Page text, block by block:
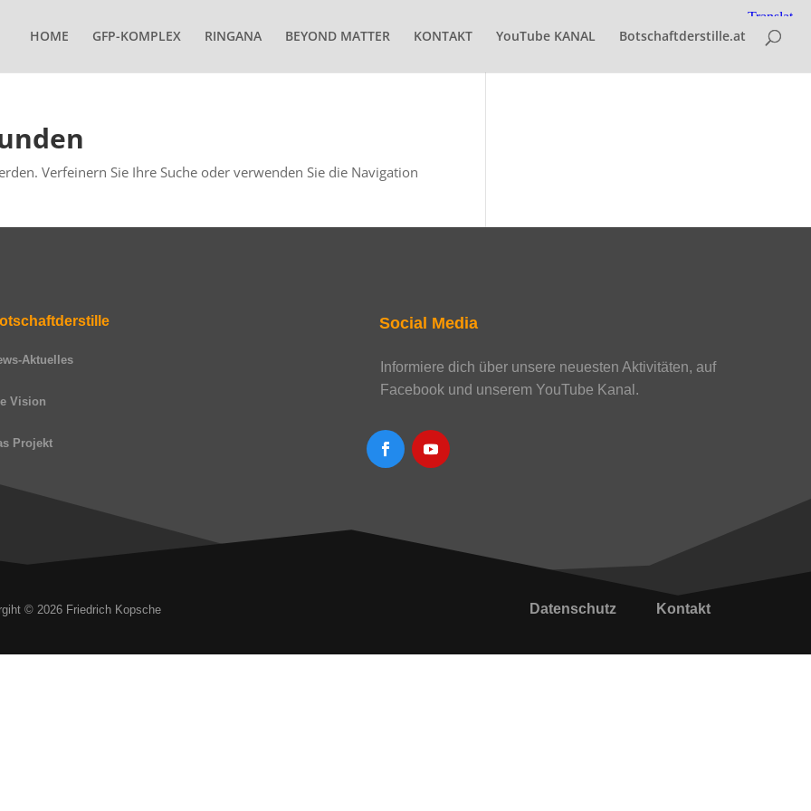
HOME GFP-KOMPLEX RINGANA BEYOND MATTER KONTAKT YouTube KANAL Botschaftderstille.at
Verfeinern Sie Ihre Suche oder verwenden Sie die Navigation
Aktuelles
Vision
Projekt
Social Media
Informiere dich über unsere neuesten Aktivitäten, auf
Facebook und unserem YouTube Kanal.
Datenschutz Kontakt
© 2026 Friedrich Kopsche